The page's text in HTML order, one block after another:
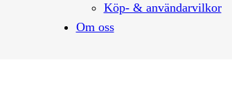
Köp- & användarvilkor
Om oss